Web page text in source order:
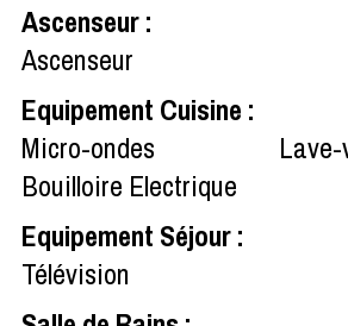
Ascenseur:
Ascenseur
Equipement Cuisine :
Micro-ondes
Bouilloire Electrique
Equipement Séjour:
Télévision